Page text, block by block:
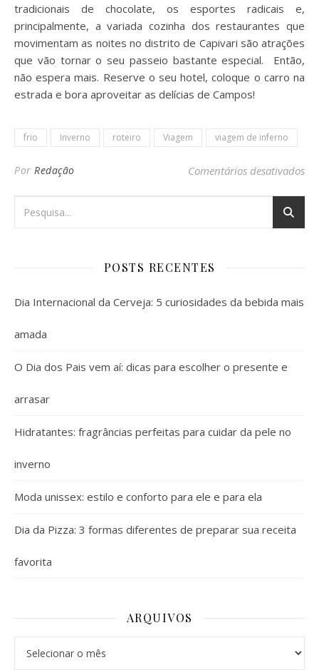
tradicionais de chocolate, os esportes radicais e,
principalmente, a variada cozinha dos restaurantes que
movimentam as noites no distrito de Capivari são atrações
que vão tornar o seu passeio bastante especial. Então,
não espera mais. Reserve o seu hotel, coloque o carro na
estrada e bora aproveitar as delícias de Campos!
frio Inverno roteiro Viagem viagem de inferno
Por Redação Comentários desativados
POSTS RECENTES
Dia Internacional da Cerveja: 5 curiosidades da bebida mais
amada
O Dia dos Pais vem aí: dicas para escolher o presente e
arrasar
Hidratantes: fragrâncias perfeitas para cuidar da pele no
inverno
Moda unissex: estilo e conforto para ele e para ela
Dia da Pizza: 3 formas diferentes de preparar sua receita
favorita
ARQUIVOS